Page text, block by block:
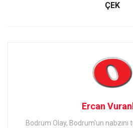
ÇEK
Ercan
Bodrum Olay, Bodrum'un